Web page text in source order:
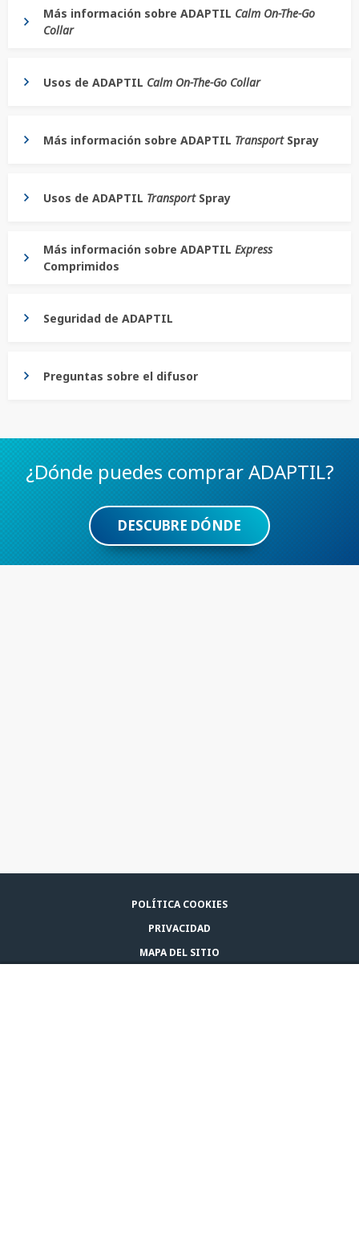
Más información sobre ADAPTIL Calm On-The-Go
Collar
Usos de ADAPTIL Calm On-The-Go Collar
Más información sobre ADAPTIL TransportSpray
Usos de ADAPTIL TransportSpray
Más información sobre ADAPTIL Express
Comprimidos
Seguridad de ADAPTIL
Preguntas sobre el difusor
¿Dónde puedes comprar ADAPTIL?
DESCUBRE DÓNDE
POLÍTICA COOKIES
PRIVACIDAD
MAPA DEL SITIO